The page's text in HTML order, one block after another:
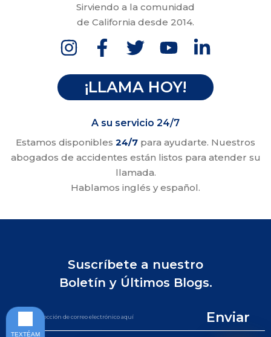
Sirviendo a la comunidad
de California desde 2014.
¡LLAMA HOY!
A su servicio 24/7
Estamos disponibles 24/7 para ayudarte. Nuestros
abogados de accidentes están listos para atender su
llamada.
Hablamos inglés y español.
Suscríbete a nuestro
Boletín y Últimos Blogs.
Enviar
TEXTÉAM